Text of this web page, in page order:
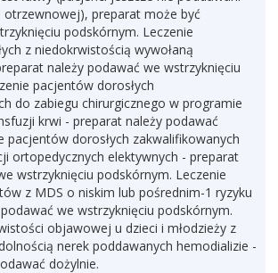
otrzewnowej), preparat może być
podskórnym. Leczenie
z niedokrwistością wywołaną
należy podawać we wstrzyknięciu
pacjentów dorosłych
do zabiegu chirurgicznego w programie
krwi - preparat należy podawać
pacjentów dorosłych zakwalifikowanych
ortopedycznych elektywnych - preparat
wstrzyknięciu podskórnym. Leczenie
z MDS o niskim lub pośrednim-1 ryzyku
we wstrzyknięciu podskórnym.
objawowej u dzieci i młodzieży z
nerek poddawanych hemodializie -
dożylnie.